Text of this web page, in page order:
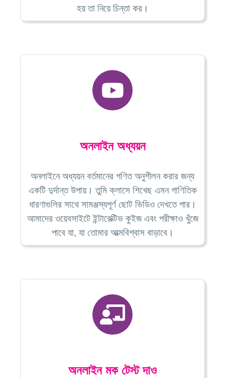
হয় তা নিয়ে চিন্তা কর।
অনলাইন অধ্যয়ন
অনলাইনে অধ্যয়ন বর্তমানের গণিত অনুশীলন করার জন্য
একটি দুর্দান্ত উপায়। তুমি ক্লাসে শিখেছ এমন গাণিতিক
ধারণাগুলির সাথে সামঞ্জস্যপূর্ণ ছোট ভিডিও দেখতে পার।
আমাদের ওয়েবসাইটে ইন্টারেক্টিভ কুইজ এবং পরীক্ষাও খুঁজে
পাবে যা, যা তোমার আত্মবিশ্বাস বাড়াবে।
অনলাইন মক টেস্ট দাও